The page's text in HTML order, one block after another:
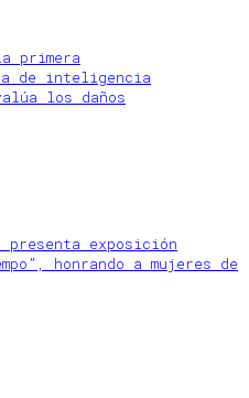
primera
de inteligencia
los daños
presenta exposición
honrando a mujeres de